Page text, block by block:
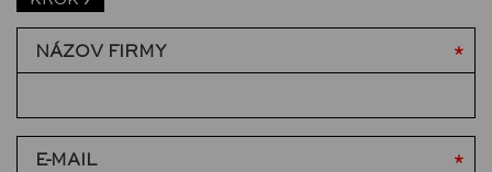
NÁZOV FIRMY
E-MAIL